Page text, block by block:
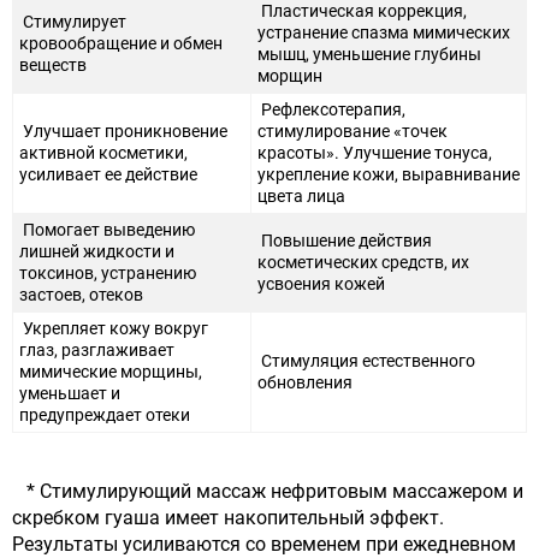
Стимулирует
кровообращение и обмен
веществ
Пластическая коррекция,
устранение спазма мимических
мышц, уменьшение глубины
морщин
Улучшает проникновение
активной косметики,
усиливает ее действие
Рефлексотерапия,
стимулирование «точек
красоты». Улучшение тонуса,
укрепление кожи, выравнивание
цвета лица
Помогает выведению
лишней жидкости и
токсинов, устранению
застоев, отеков
Повышение действия
косметических средств, их
усвоения кожей
Укрепляет кожу вокруг
глаз, разглаживает
мимические морщины,
уменьшает и
предупреждает отеки
Стимуляция естественного
обновления
* Стимулирующий массаж нефритовым массажером и
скребком гуаша имеет накопительный эффект.
Результаты усиливаются со временем при ежедневном